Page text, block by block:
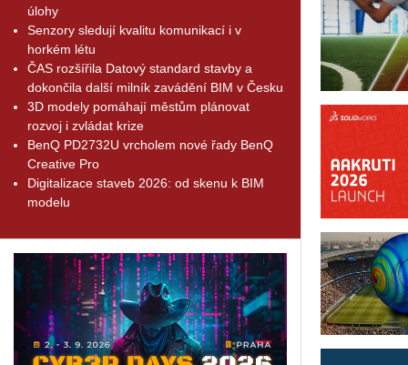
úlohy
Senzory sledují kvalitu komunikací i v
horkém létu
ČAS rozšířila Datový standard stavby a
dokončila další milník zavádění BIM v Česku
3D modely pomáhají městům plánovat
rozvoj i zvládat krize
BenQ PD2732U vrcholem nové řady BenQ
Creative Pro
Digitalizace staveb 2026: od skenu k BIM
modelu